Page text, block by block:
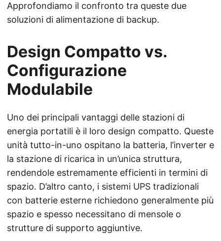
Approfondiamo il confronto tra queste due
soluzioni di alimentazione di backup.
Design Compatto vs.
Configurazione
Modulabile
Uno dei principali vantaggi delle stazioni di
energia portatili è il loro design compatto. Queste
unità tutto-in-uno ospitano la batteria, l’inverter e
la stazione di ricarica in un’unica struttura,
rendendole estremamente efficienti in termini di
spazio. D’altro canto, i sistemi UPS tradizionali
con batterie esterne richiedono generalmente più
spazio e spesso necessitano di mensole o
strutture di supporto aggiuntive.